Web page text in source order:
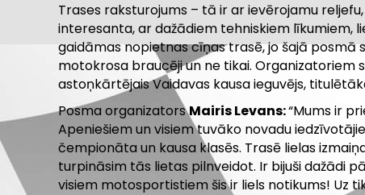
Trases raksturojums – tā ir ar ievērojamu
interesanta, ar dažādiem tehniskiem līkumiem,
gaidāmas nopietnas cīņas trasē, jo šajā posmā
motokrosa braucēji un ne tikai. Organizatoriem
astoņkārtējais Vaidavas kausa ieguvējs,
Posma organizatorsMairis Levans:“Mums ir
Apeniešiem un visiem tuvāko novadu
čempionāta un kausa klasēs. Trasē lielas
turpināsim tās lietas pilnveidot. Ir bijuši dažādi
visiem motosportistiem šis ir liels notikums! Uz